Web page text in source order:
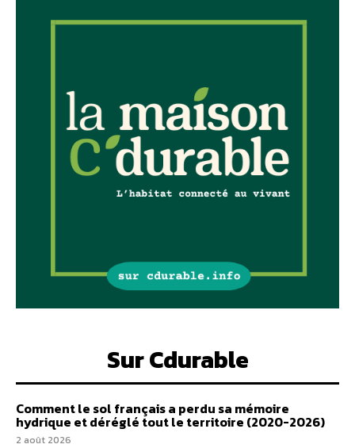
Sur Cdurable
Comment le sol français a perdu sa mémoire
hydrique et déréglé tout le territoire (2020-2026)
2 août 2026